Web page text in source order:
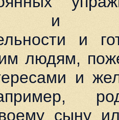
и
и
людям,
и
сыну